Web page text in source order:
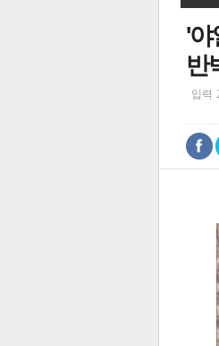
로그
많이 본 뉴
'야
반
입력